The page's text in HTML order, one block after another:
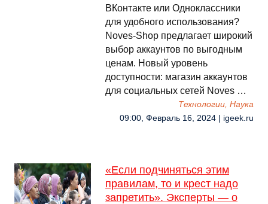
ВКонтакте или Одноклассники
для удобного использования?
Noves-Shop предлагает широкий
выбор аккаунтов по выгодным
ценам. Новый уровень
доступности: магазин аккаунтов
для социальных сетей Noves …
Технологии, Наука
09:00, Февраль 16, 2024 | igeek.ru
«Если подчиняться этим
правилам, то и крест надо
запретить». Эксперты — о